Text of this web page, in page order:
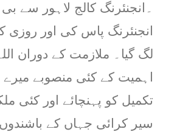
۔انجنئرنگ کالج لاہور سے
انجنئرنگ پاس کی اور روزی
لگ گیا۔ ملازمت کے دوران
اہمیت کے کئی منصوبے میرے
تکمیل کو پہنچائے اور کئی
سیر کرائی جہاں کے